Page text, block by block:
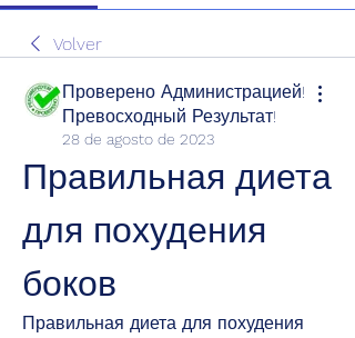
Volver
Проверено Администрацией!
Превосходный Результат!
28 de agosto de 2023
Правильная диета
для похудения
боков
Правильная диета для похудения